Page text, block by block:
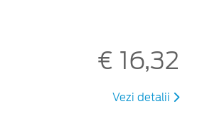
€ 16,32
Vezi detalii